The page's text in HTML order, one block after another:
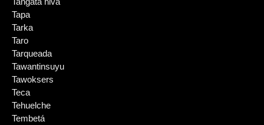
Tapa
Tarka
Taro
Tarqueada
Tawantinsuyu
Tawoksers
Teca
Tehuelche
Tembetá